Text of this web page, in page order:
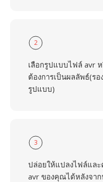
2
เลือกรูปแบบไฟล์ avr
ต้องการเป็นผลลัพธ์(ร
รูปแบบ)
3
ปล่อยให้แปลงไฟล์แล
avr ของคุณได้หลังจา